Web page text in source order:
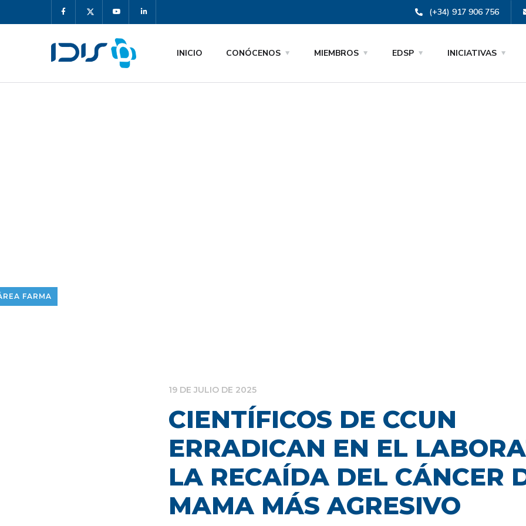
(+34) 917 906 756
INICIO CONÓCENOS MIEMBROS EDSP INICIATIVAS
FARMA
19 DE JULIO DE 2025
CIENTÍFICOS DE CCUN
ERRADICAN EN EL
LA RECAÍDA DEL CÁNCER
MAMA MÁS AGRESIVO